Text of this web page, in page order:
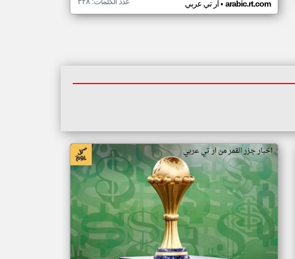
ار تي عربي• arabic.rt.com
اخبار جزر القمر من ار تي عربي